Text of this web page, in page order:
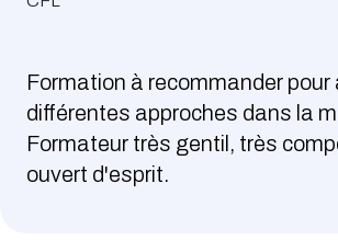
Formation à recommander pour
différentes approches dans la
Formateur très gentil, très
ouvert d'esprit.